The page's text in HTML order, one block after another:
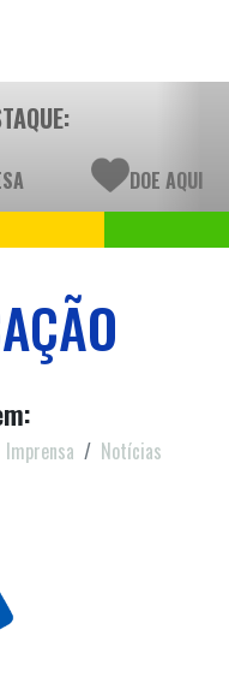
DOE AQUI
Imprensa Notícias